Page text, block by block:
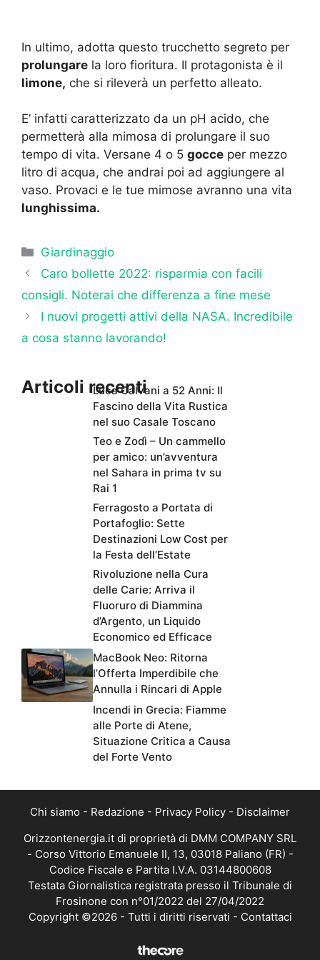
In ultimo, adotta questo trucchetto segreto per
prolungare la loro fioritura. Il protagonista è il
limone, che si rileverà un perfetto alleato.
E’ infatti caratterizzato da un pH acido, che
permetterà alla mimosa di prolungare il suo
tempo di vita. Versane 4 o 5 gocce per mezzo
litro di acqua, che andrai poi ad aggiungere al
vaso. Provaci e le tue mimose avranno una vita
lunghissima.
Categorie
Giardinaggio
Caro bollette 2022: risparmia con facili
consigli. Noterai che differenza a fine mese
I nuovi progetti attivi della NASA. Incredibile
a cosa stanno lavorando!
Articoli recentiLuca Calvani a 52 Anni: Il
Fascino della Vita Rustica
nel suo Casale Toscano
Teo e Zodì – Un cammello
per amico: un’avventura
nel Sahara in prima tv su
Rai 1
Ferragosto a Portata di
Portafoglio: Sette
Destinazioni Low Cost per
la Festa dell’Estate
Rivoluzione nella Cura
delle Carie: Arriva il
Fluoruro di Diammina
d’Argento, un Liquido
Economico ed Efficace
MacBook Neo: Ritorna
l’Offerta Imperdibile che
Annulla i Rincari di Apple
Incendi in Grecia: Fiamme
alle Porte di Atene,
Situazione Critica a Causa
del Forte Vento
Chi siamo - Redazione - Privacy Policy - Disclaimer
Orizzontenergia.it di proprietà di DMM COMPANY SRL
- Corso Vittorio Emanuele II, 13, 03018 Paliano (FR) -
Codice Fiscale e Partita I.V.A. 03144800608
Testata Giornalistica registrata presso il Tribunale di
Frosinone con n°01/2022 del 27/04/2022
Copyright ©2026 - Tutti i diritti riservati - Contattaci